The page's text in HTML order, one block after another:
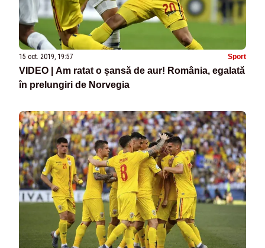
15 oct. 2019, 19:57 Sport
VIDEO | Am ratat o șansă de aur! România, egalată
în prelungiri de Norvegia